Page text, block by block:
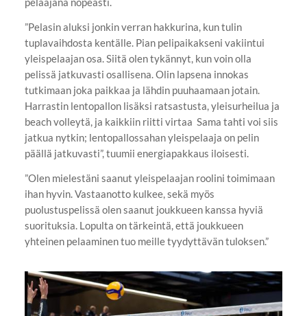
”Pelasin aluksi jonkin verran hakkurina, kun tulin
tuplavaihdosta kentälle. Pian pelipaikakseni vakiintui
yleispelaajan osa. Siitä olen tykännyt, kun voin olla
pelissä jatkuvasti osallisena. Olin lapsena innokas
tutkimaan joka paikkaa ja lähdin puuhaamaan jotain.
Harrastin lentopallon lisäksi ratsastusta, yleisurheilua ja
beach volleytä, ja kaikkiin riitti virtaa Sama tahti voi siis
jatkua nytkin; lentopallossahan yleispelaaja on pelin
päällä jatkuvasti”, tuumii energiapakkaus iloisesti.
”Olen mielestäni saanut yleispelaajan roolini toimimaan
ihan hyvin. Vastaanotto kulkee, sekä myös
puolustuspelissä olen saanut joukkueen kanssa hyviä
suorituksia. Lopulta on tärkeintä, että joukkueen
yhteinen pelaaminen tuo meille tyydyttävän tuloksen.”